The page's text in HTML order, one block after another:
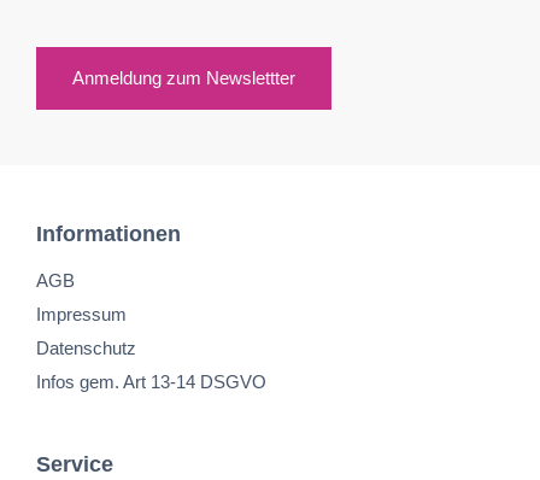
Anmeldung zum Newslettter
Informationen
AGB
Impressum
Datenschutz
Infos gem. Art 13-14 DSGVO
Service